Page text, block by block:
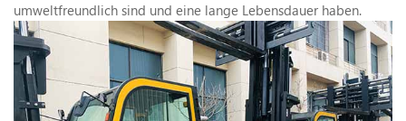
umweltfreundlich sind und eine lange Lebensdauer haben.